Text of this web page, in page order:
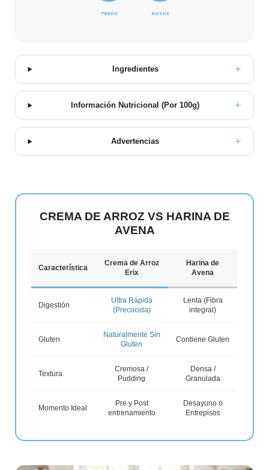
TARDE NOCHE
Ingredientes
Información Nutricional (Por 100g)
Advertencias
CREMA DE ARROZ VS HARINA DE
AVENA
Característica
Crema de Arroz
Erix
Harina de
Avena
Digestión
Ultra Rápida
(Precocida)
Lenta (Fibra
integral)
Gluten
Naturalmente Sin
Gluten
Contiene Gluten
Textura
Cremosa /
Pudding
Densa /
Granulada
Momento Ideal
Pre y Post
entrenamiento
Desayuno o
Entrepisos